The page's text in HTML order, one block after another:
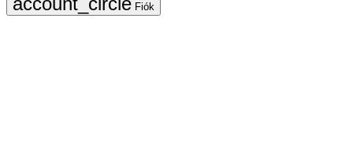
Fiók